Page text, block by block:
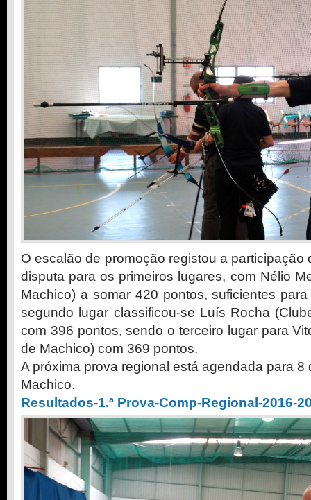
O escalão de promoção registou a participação
disputa para os primeiros lugares, com Nélio
Machico) a somar 420 pontos, suficientes
segundo lugar classificou-se Luís Rocha
com 396 pontos, sendo o terceiro lugar para
de Machico) com 369 pontos.
A próxima prova regional está agendada para 8
Machico.
Resultados-1.ª Prova-Comp-Regional-2016-